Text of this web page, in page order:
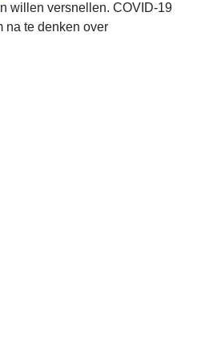
willen versnellen. COVID-19
na te denken over